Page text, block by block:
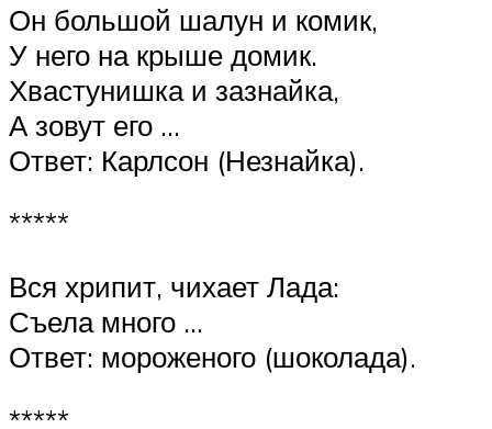
Он большой шалун и комик,
У него на крыше домик.
Хвастунишка и зазнайка,
А зовут его …
Ответ: Карлсон (Незнайка).
*****
Вся хрипит, чихает Лада:
Съела много …
Ответ: мороженого (шоколада).
*****